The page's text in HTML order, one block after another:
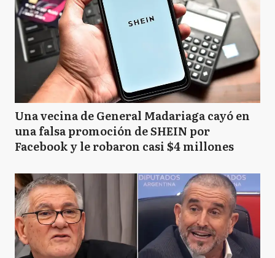
Una vecina de General Madariaga cayó en
una falsa promoción de SHEIN por
Facebook y le robaron casi $4 millones